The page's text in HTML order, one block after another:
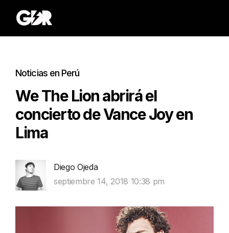
Noticias en Perú
We The Lion abrirá el
concierto de Vance Joy en
Lima
Diego Ojeda
septiembre 14, 2018 10:38 pm